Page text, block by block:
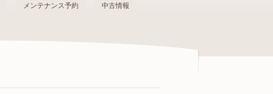
メンテナンス予約 中古情報